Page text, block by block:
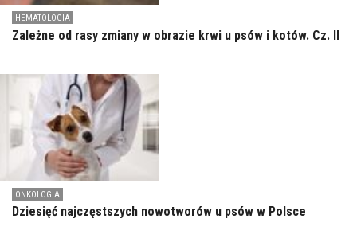
HEMATOLOGIA
Zależne od rasy zmiany w obrazie krwi u psów i kotów. Cz. II
ONKOLOGIA
Dziesięć najczęstszych nowotworów u psów w Polsce